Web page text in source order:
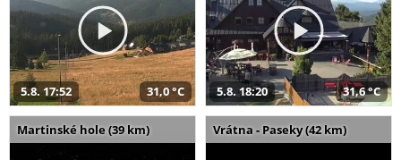
5.8. 17:52 31,0 °C 5.8. 18:20 31,6 °C
Martinské hole (39 km) Vrátna - Paseky (42 km)